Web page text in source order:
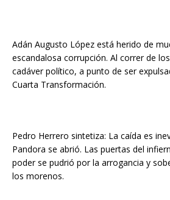
Adán Augusto López está herido de
escandalosa corrupción. Al correr de
cadáver político, a punto de ser
Cuarta Transformación.
Pedro Herrero sintetiza: La caída es
Pandora se abrió. Las puertas del
poder se pudrió por la arrogancia y
los morenos.